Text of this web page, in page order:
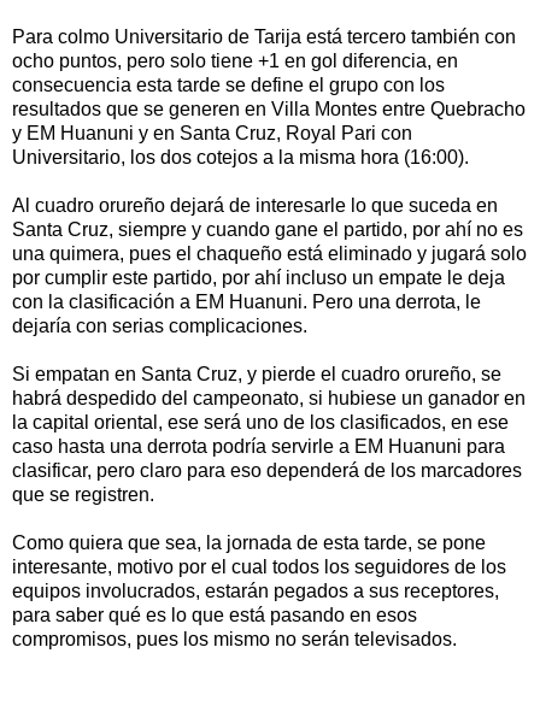
Para colmo Universitario de Tarija está tercero también con
ocho puntos, pero solo tiene +1 en gol diferencia, en
consecuencia esta tarde se define el grupo con los
resultados que se generen en Villa Montes entre Quebracho
y EM Huanuni y en Santa Cruz, Royal Pari con
Universitario, los dos cotejos a la misma hora (16:00).
Al cuadro orureño dejará de interesarle lo que suceda en
Santa Cruz, siempre y cuando gane el partido, por ahí no es
una quimera, pues el chaqueño está eliminado y jugará solo
por cumplir este partido, por ahí incluso un empate le deja
con la clasificación a EM Huanuni. Pero una derrota, le
dejaría con serias complicaciones.
Si empatan en Santa Cruz, y pierde el cuadro orureño, se
habrá despedido del campeonato, si hubiese un ganador en
la capital oriental, ese será uno de los clasificados, en ese
caso hasta una derrota podría servirle a EM Huanuni para
clasificar, pero claro para eso dependerá de los marcadores
que se registren.
Como quiera que sea, la jornada de esta tarde, se pone
interesante, motivo por el cual todos los seguidores de los
equipos involucrados, estarán pegados a sus receptores,
para saber qué es lo que está pasando en esos
compromisos, pues los mismo no serán televisados.